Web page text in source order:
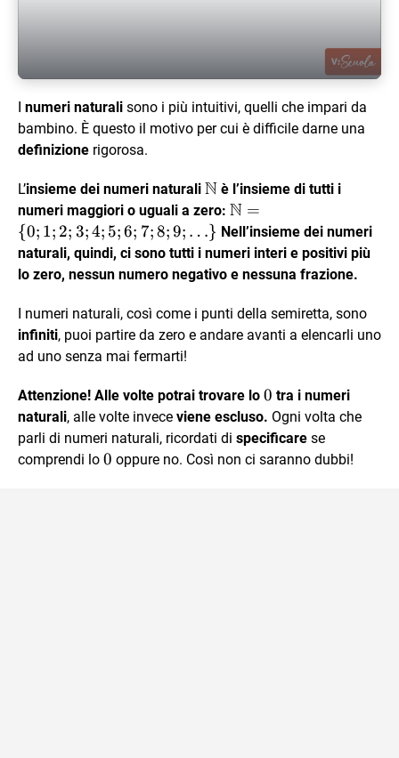
Play Video
I numeri naturali sono i più intuitivi, quelli che impari da
bambino. È questo il motivo per cui è difficile darne una
definizione rigorosa.
L’insieme dei numeri naturali \mathbb{N}
N è l’insieme di tutti i
numeri maggiori o uguali a zero: \mathbb{N}=
\{ 0; 1; 2; 3; 4;
5; 6; 7; 8; 9; …
\}
N =
{0; 1; 2; 3;4; 5;6; 7;8;9; …} Nell’insieme dei numeri
naturali, quindi, ci sono tutti i numeri interi e positivi più
lo zero, nessun numero negativo e nessuna frazione.
I numeri naturali, così come i punti della semiretta, sono
infiniti, puoi partire da zero e andare avanti a elencarli uno
ad uno senza mai fermarti!
Attenzione! Alle volte potrai trovare lo 0
0 tra i numeri
naturali, alle volte invece viene escluso. Ogni volta che
parli di numeri naturali, ricordati di specificare se
comprendi lo 0
0 oppure no. Così non ci saranno dubbi!